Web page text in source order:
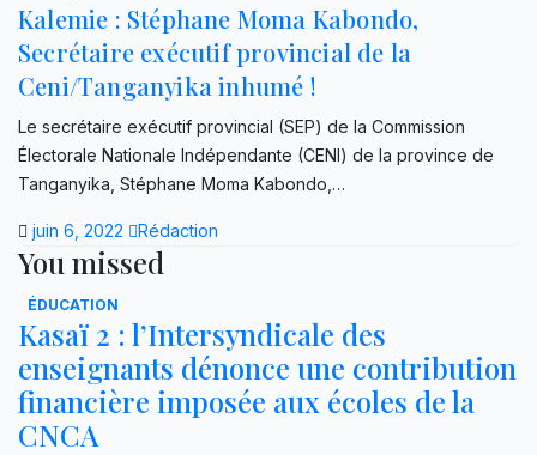
Kalemie : Stéphane Moma Kabondo,
Secrétaire exécutif provincial de la
Ceni/Tanganyika inhumé !
Le secrétaire exécutif provincial (SEP) de la Commission
Électorale Nationale Indépendante (CENI) de la province de
Tanganyika, Stéphane Moma Kabondo,…
juin 6, 2022 Rédaction
You missed
ÉDUCATION
Kasaï 2 : l’Intersyndicale des
enseignants dénonce une contribution
financière imposée aux écoles de la
CNCA